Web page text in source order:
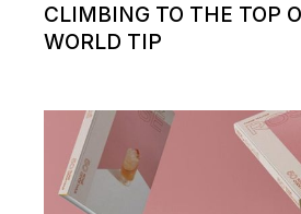
CLIMBING TO THE TOP
WORLD TIP